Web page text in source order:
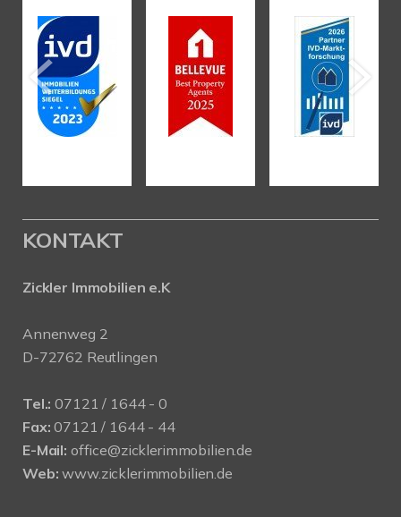
KONTAKT
Zickler Immobilien e.K
Annenweg 2
D-72762 Reutlingen
Tel.: 07121 / 1644 - 0
Fax: 07121 / 1644 - 44
E-Mail: office@zicklerimmobilien.de
Web: www.zicklerimmobilien.de